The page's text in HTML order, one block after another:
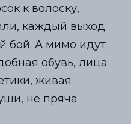
к волоску,
каждый выход
бой. А мимо идут
обувь, лица
живая
не пряча